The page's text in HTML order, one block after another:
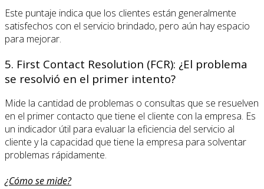
Este puntaje indica que los clientes están generalmente
satisfechos con el servicio brindado, pero aún hay espacio
para mejorar.
5. First Contact Resolution (FCR): ¿El problema
se resolvió en el primer intento?
Mide la cantidad de problemas o consultas que se resuelven
en el primer contacto que tiene el cliente con la empresa. Es
un indicador útil para evaluar la eficiencia del servicio al
cliente y la capacidad que tiene la empresa para solventar
problemas rápidamente.
¿Cómo se mide?